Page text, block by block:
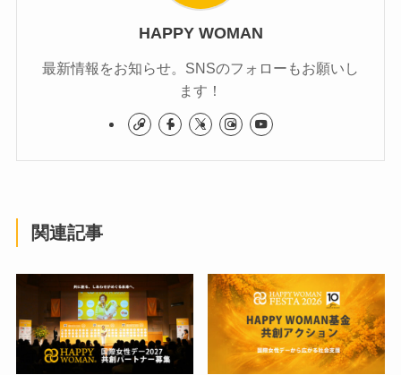
HAPPY WOMAN
最新情報をお知らせ。SNSのフォローもお願いし
ます！
関連記事